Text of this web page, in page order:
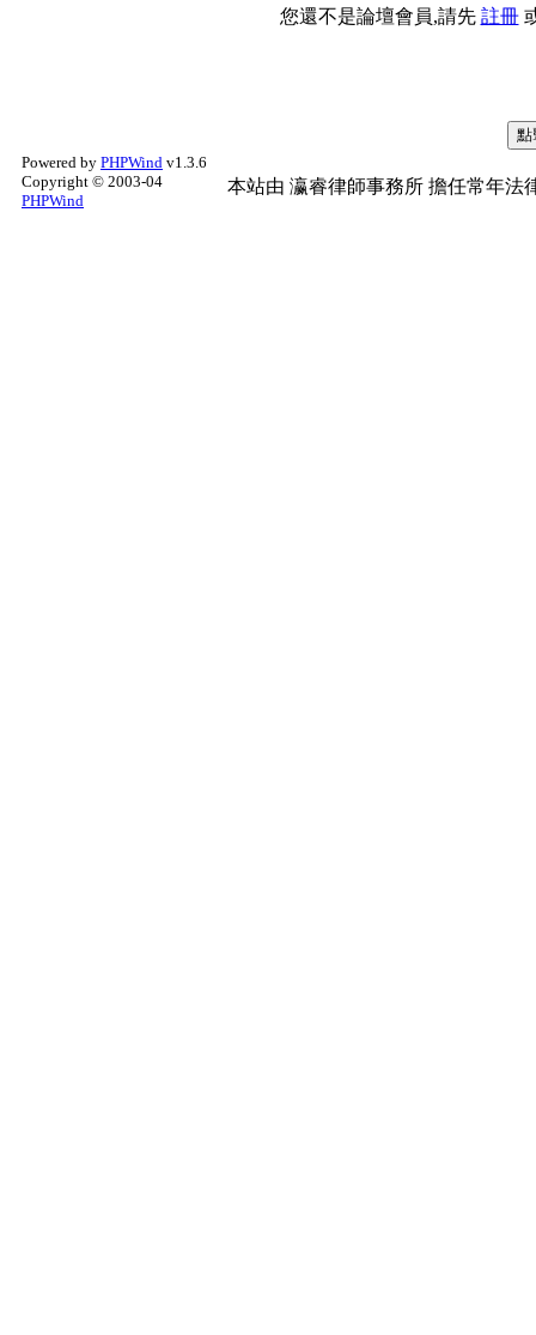
您還不是論壇會員,請先 註冊
Powered by PHPWind v1.3.6
Copyright © 2003-04
PHPWind
本站由 瀛睿律師事務所 擔任常年法